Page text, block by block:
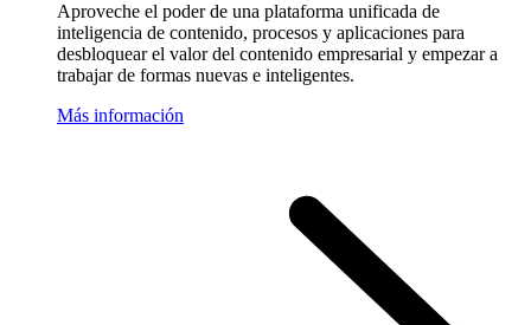
Aproveche el poder de una plataforma unificada de
inteligencia de contenido, procesos y aplicaciones para
desbloquear el valor del contenido empresarial y empezar a
trabajar de formas nuevas e inteligentes.
Más información